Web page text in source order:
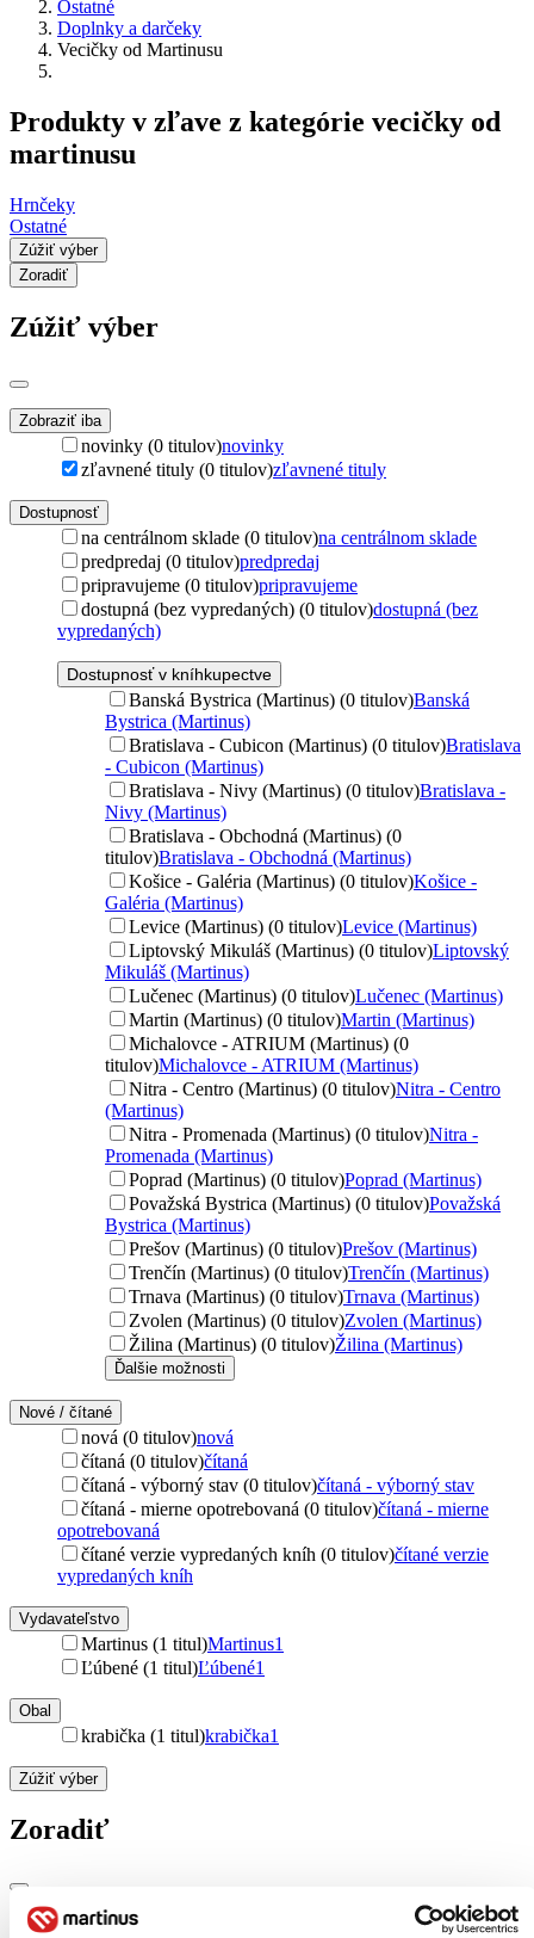
Ostatné
Doplnky a darčeky
Vecičky od Martinusu
Produkty v zľave z kategórie vecičky od
martinusu
Hrnčeky
Ostatné
Zúžiť výber
Zoradiť
Zúžiť výber
Zobraziť iba
novinky (0 titulov)novinky
zľavnené tituly (0 titulov)zľavnené tituly
Dostupnosť
na centrálnom sklade (0 titulov)na centrálnom sklade
predpredaj (0 titulov)predpredaj
pripravujeme (0 titulov)pripravujeme
dostupná (bez vypredaných) (0 titulov)dostupná (bez
vypredaných)
Dostupnosť v kníhkupectve
Banská Bystrica (Martinus) (0 titulov)Banská
Bystrica (Martinus)
Bratislava - Cubicon (Martinus) (0 titulov)Bratislava
- Cubicon (Martinus)
Bratislava - Nivy (Martinus) (0 titulov)Bratislava -
Nivy (Martinus)
Bratislava - Obchodná (Martinus) (0
titulov)Bratislava - Obchodná (Martinus)
Košice - Galéria (Martinus) (0 titulov)Košice -
Galéria (Martinus)
Levice (Martinus) (0 titulov)Levice (Martinus)
Liptovský Mikuláš (Martinus) (0 titulov)Liptovský
Mikuláš (Martinus)
Lučenec (Martinus) (0 titulov)Lučenec (Martinus)
Martin (Martinus) (0 titulov)Martin (Martinus)
Michalovce - ATRIUM (Martinus) (0
titulov)Michalovce - ATRIUM (Martinus)
Nitra - Centro (Martinus) (0 titulov)Nitra - Centro
(Martinus)
Nitra - Promenada (Martinus) (0 titulov)Nitra -
Promenada (Martinus)
Poprad (Martinus) (0 titulov)Poprad (Martinus)
Považská Bystrica (Martinus) (0 titulov)Považská
Bystrica (Martinus)
Prešov (Martinus) (0 titulov)Prešov (Martinus)
Trenčín (Martinus) (0 titulov)Trenčín (Martinus)
Trnava (Martinus) (0 titulov)Trnava (Martinus)
Zvolen (Martinus) (0 titulov)Zvolen (Martinus)
Žilina (Martinus) (0 titulov)Žilina (Martinus)
Ďalšie možnosti
Nové / čítané
nová (0 titulov)nová
čítaná (0 titulov)čítaná
čítaná - výborný stav (0 titulov)čítaná - výborný stav
čítaná - mierne opotrebovaná (0 titulov)čítaná - mierne
opotrebovaná
čítané verzie vypredaných kníh (0 titulov)čítané verzie
vypredaných kníh
Vydavateľstvo
Martinus (1 titul)Martinus1
Ľúbené (1 titul)Ľúbené1
Obal
krabička (1 titul)krabička1
Zúžiť výber
Zoradiť